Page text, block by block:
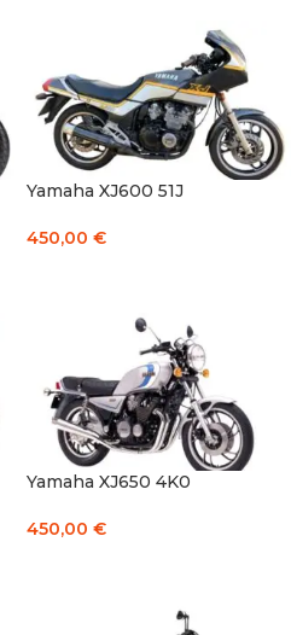
Yamaha XJ600 51J
450,00 €
Yamaha XJ650 4K0
450,00 €